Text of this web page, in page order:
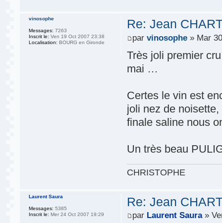
Re: Jean
parvinosophe » Mar
Très joli premier
mai …
Certes le vin est
joli nez de noisette,
finale saline nous
Un très beau
CHRISTOPHE
vinosophe
Messages: 7263
Inscrit le: Ven 19 Oct 2007 23:38
Localisation: BOURG en Gironde
Re: Jean
par Laurent Saura»
Laurent Saura
Messages: 5385
Inscrit le: Mer 24 Oct 2007 19:29